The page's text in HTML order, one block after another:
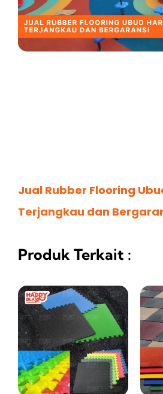
Jual Rubber Flooring
Terjangkau dan
Produk Terkait :